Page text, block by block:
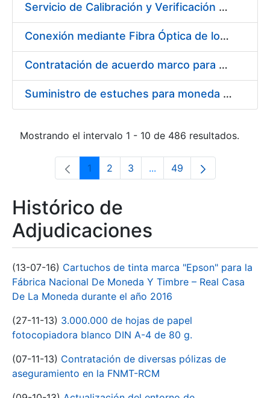
Servicio de Calibración y Verificación Externa de los Equipos de Medición del Servicio de Prevención de la FNMT-RCM
Conexión mediante Fibra Óptica de los Centros de Proceso de Datos (CPDs) de las sedes de la FNMT-RCM de Burgos y Madrid
Contratación de acuerdo marco para el Suministro de Material de Electricidad para la Fábrica Nacional de Moneda y Timbre-Real Casa de la Moneda en su centro de trabajo de Burgos
Suministro de estuches para moneda de 30 €
Mostrando el intervalo 1 - 10 de 486 resultados.
Página
1 Página
2 Página
3 ...Páginas intermedias Use
Página
49
Histórico de
Adjudicaciones
(13-07-16) Cartuchos de tinta marca "Epson" para la
Fábrica Nacional De Moneda Y Timbre – Real Casa
De La Moneda durante el año 2016
(27-11-13) 3.000.000 de hojas de papel
fotocopiadora blanco DIN A-4 de 80 g.
(07-11-13) Contratación de diversas pólizas de
aseguramiento en la FNMT-RCM